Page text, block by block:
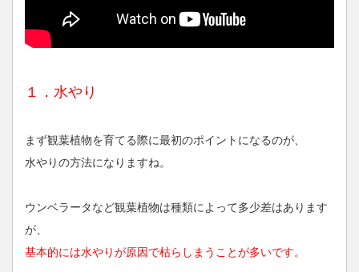
１．水やり
まず観葉植物を育てる際に最初のポイントになるのが、
水やりの方法になりますね。
ウンベラータなど観葉植物は種類によって多少差はあります
が、
基本的には水やりが原因で枯らしまうことが多いです。